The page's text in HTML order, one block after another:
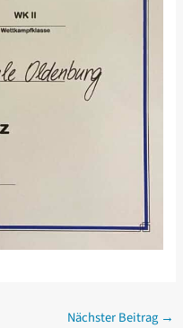
Nächster Beitrag →